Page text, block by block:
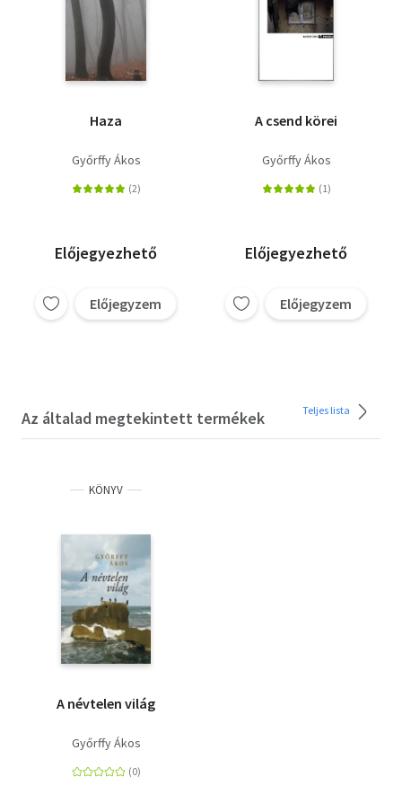
Haza
Győrffy Ákos
Előjegyezhető
Előjegyzem
A csend körei
Győrffy Ákos
Előjegyezhető
Előjegyzem
Az általad megtekintett termékek Teljes lista
KÖNYV
A névtelen világ
Győrffy Ákos